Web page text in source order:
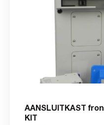
AANSLUITKAST
KIT